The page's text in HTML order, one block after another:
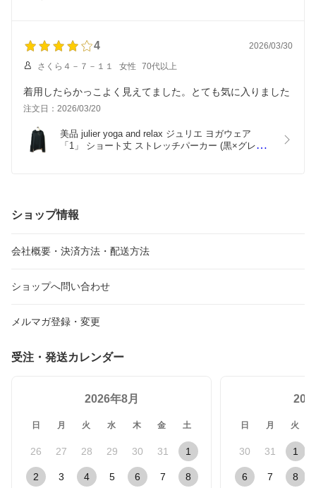
4 2026/03/30
さくら４－７－１１ 女性 70代以上
着用したらかっこよく見えてました。とても気に入りました
注文日：2026/03/20
美品 julier yoga and relax ジュリエ ヨガウェア
「1」 ショート丈 ストレッチパーカー (黒×グレー
ショップ情報
会社概要・決済方法・配送方法
ショップへ問い合わせ
メルマガ登録・変更
受注・発送カレンダー
2026年8月
日 月 火 水 木 金 土
26 27 28 29 30 31 1
2 3 4 5 6 7 8
日 月 火
30 31 1
6 7 8